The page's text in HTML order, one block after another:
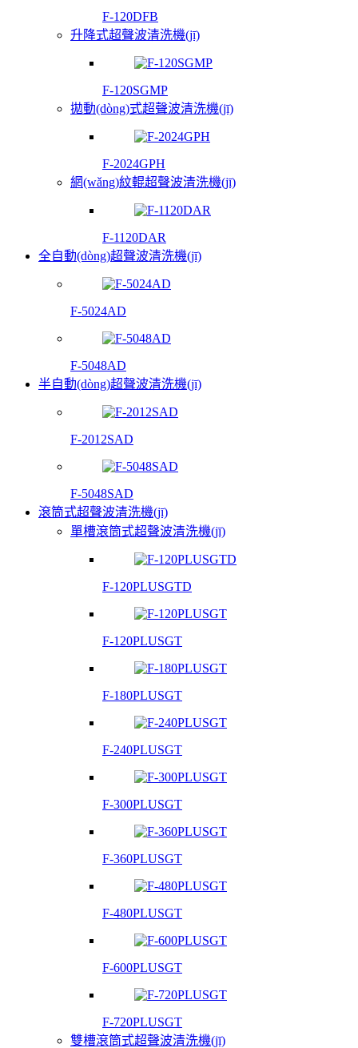
F-120DFB
升降式超聲波清洗機(jī)
F-120SGMP
拋動(dòng)式超聲波清洗機(jī)
F-2024GPH
網(wǎng)紋輥超聲波清洗機(jī)
F-1120DAR
全自動(dòng)超聲波清洗機(jī)
F-5024AD
F-5048AD
半自動(dòng)超聲波清洗機(jī)
F-2012SAD
F-5048SAD
滾筒式超聲波清洗機(jī)
單槽滾筒式超聲波清洗機(jī)
F-120PLUSGTD
F-120PLUSGT
F-180PLUSGT
F-240PLUSGT
F-300PLUSGT
F-360PLUSGT
F-480PLUSGT
F-600PLUSGT
F-720PLUSGT
雙槽滾筒式超聲波清洗機(jī)